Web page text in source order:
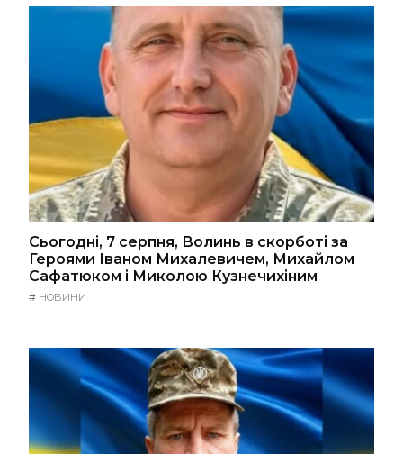
Сьогодні, 7 серпня, Волинь в скорботі за
Героями Іваном Михалевичем, Михайлом
Сафатюком і Миколою Кузнечихіним
# НОВИНИ